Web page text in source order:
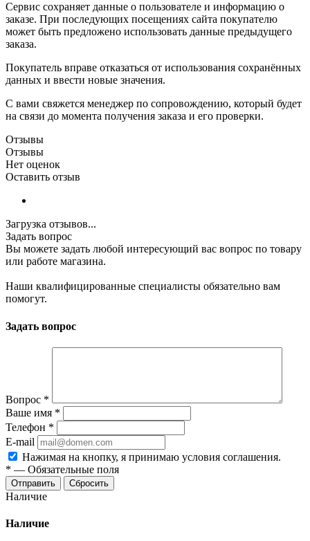
Сервис сохраняет данные о пользователе и информацию о
заказе. При последующих посещениях сайта покупателю
может быть предложено использовать данные предыдущего
заказа.
Покупатель вправе отказаться от использования сохранённых
данных и ввести новые значения.
С вами свяжется менеджер по сопровождению, который будет
на связи до момента получения заказа и его проверки.
Отзывы
Отзывы
Нет оценок
Оставить отзыв
Загрузка отзывов...
Задать вопрос
Вы можете задать любой интересующий вас вопрос по товару
или работе магазина.
Наши квалифицированные специалисты обязательно вам
помогут.
Задать вопрос
Вопрос *
Ваше имя *
Телефон *
E-mail
Нажимая на кнопку, я принимаю условия соглашения.
* — Обязательные поля
Отправить Сбросить
Наличие
Наличие